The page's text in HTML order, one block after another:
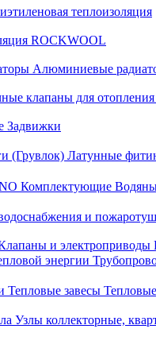
теплоизоляция
ROCKWOOL
Алюминиевые
клапаны для
Задвижки
(Грувлок) Латунные
Комплектующие
и
и электроприводы
энергии
Тепловые завесы
Узлы коллекторные,